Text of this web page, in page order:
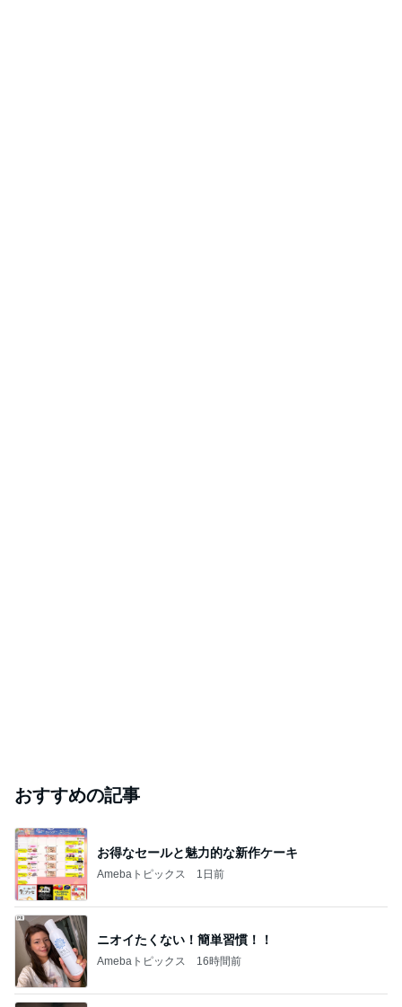
おすすめの記事
お得なセールと魅力的な新作ケーキ
Amebaトピックス 1日前
ニオイたくない！簡単習慣！！
Amebaトピックス 16時間前